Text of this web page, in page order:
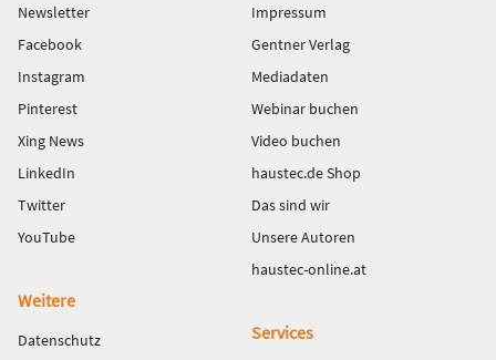
Newsletter
Facebook
Instagram
Pinterest
Xing News
LinkedIn
Twitter
YouTube
Impressum
Gentner Verlag
Mediadaten
Webinar buchen
Video buchen
haustec.de Shop
Das sind wir
Unsere Autoren
haustec-online.at
Weitere
Datenschutz
Services